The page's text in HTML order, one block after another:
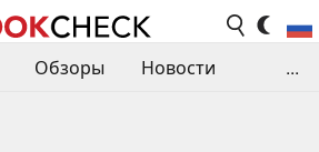
Обзоры
Новости
...